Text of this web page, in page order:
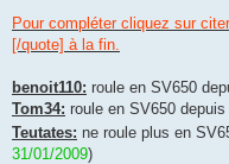
s
s
a
Pour compléter cliquez sur
[/quote] à la fin.
benoit110: roule en SV650
Tom34: roule en SV650 depuis
Teutates: ne roule plus en
31/01/2009)